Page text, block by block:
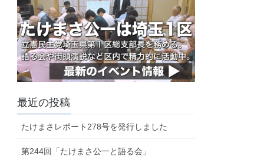
最近の投稿
たけまさレポート278号を発行しました
第244回「たけまさ公一と語る会」